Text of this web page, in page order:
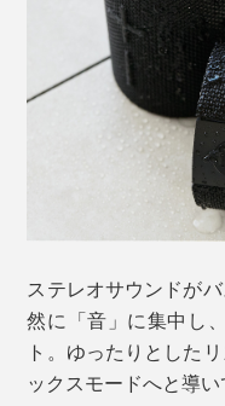
ステレオサウンドが
然に「音」に集中し
ト。ゆったりとした
ックスモードへと導い